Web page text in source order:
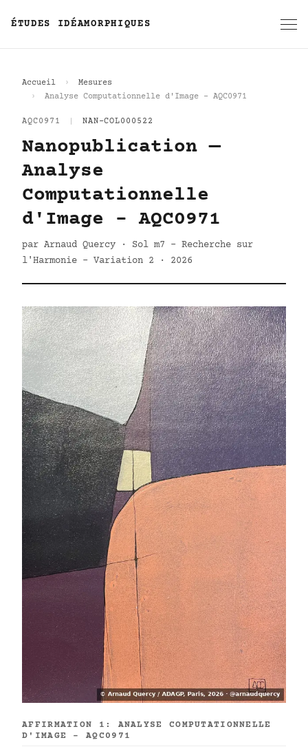
ÉTUDES IDÉAMORPHIQUES
Accueil
Mesures
Analyse Computationnelle d'Image - AQC0971
AQC0971 NAN-COL000522
Nanopublication —
Analyse
Computationnelle
d'Image - AQC0971
par Arnaud Quercy · Sol m7 - Recherche sur
l'Harmonie - Variation 2 · 2026
AFFIRMATION 1: ANALYSE COMPUTATIONNELLE
D'IMAGE - AQC0971